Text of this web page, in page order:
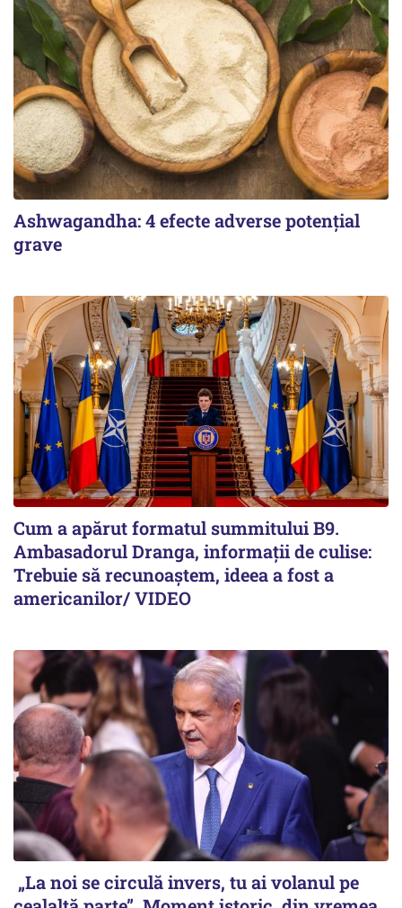
Ashwagandha: 4 efecte adverse potențial
grave
Cum a apărut formatul summitului B9.
Ambasadorul Dranga, informații de culise:
Trebuie să recunoaștem, ideea a fost a
americanilor/ VIDEO
„La noi se circulă invers, tu ai volanul pe